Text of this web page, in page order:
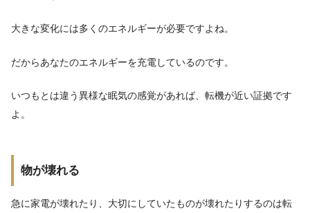
大きな変化には多くのエネルギーが必要ですよね。
だからあなたのエネルギーを充電しているのです。
いつもとは違う異様な眠気の感覚があれば、転機が近い証拠です
よ。
物が壊れる
急に家電が壊れたり、大切にしていたものが壊れたりするのは転